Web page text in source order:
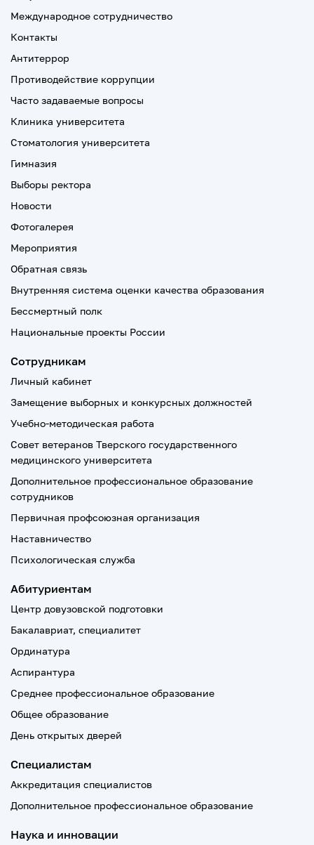
Международное сотрудничество
Контакты
Антитеррор
Противодействие коррупции
Часто задаваемые вопросы
Клиника университета
Стоматология университета
Гимназия
Выборы ректора
Новости
Фотогалерея
Мероприятия
Обратная связь
Внутренняя система оценки качества образования
Бессмертный полк
Национальные проекты России
Сотрудникам
Личный кабинет
Замещение выборных и конкурсных должностей
Учебно-методическая работа
Совет ветеранов Тверского государственного
медицинского университета
Дополнительное профессиональное образование
сотрудников
Первичная профсоюзная организация
Наставничество
Психологическая служба
Абитуриентам
Центр довузовской подготовки
Бакалавриат, специалитет
Ординатура
Аспирантура
Среднее профессиональное образование
Общее образование
День открытых дверей
Специалистам
Аккредитация специалистов
Дополнительное профессиональное образование
Наука и инновации